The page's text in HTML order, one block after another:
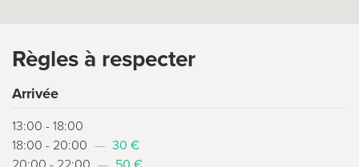
Règles à respecter
Arrivée
13:00 - 18:00
18:00 - 20:00 — 30 €